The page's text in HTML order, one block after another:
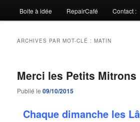
Boite à idée RepairCafé Contact :
ARCHIVES PAR MOT-CLÉ :MATIN
Merci les Petits Mitrons
Publié le09/10/2015
Chaque dimanche les